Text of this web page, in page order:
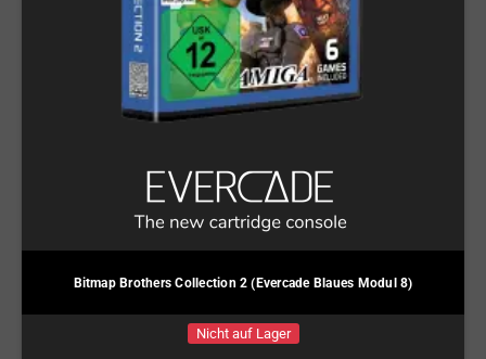
Bitmap Brothers Collection 2 (Evercade Blaues Modul 8)
Nicht auf Lager